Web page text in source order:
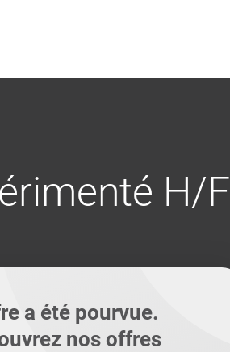
H/F
a été pourvue.
nos offres